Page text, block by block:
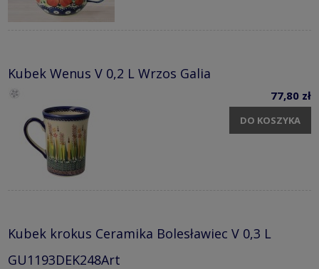
Kubek Wenus V 0,2 L Wrzos Galia
77,80 zł
DO KOSZYKA
Kubek krokus Ceramika Bolesławiec V 0,3 L
GU1193DEK248Art